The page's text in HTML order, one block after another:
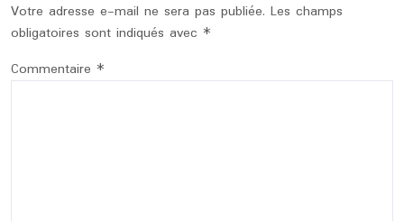
Votre adresse e-mail ne sera pas publiée. Les champs
obligatoires sont indiqués avec *
Commentaire *